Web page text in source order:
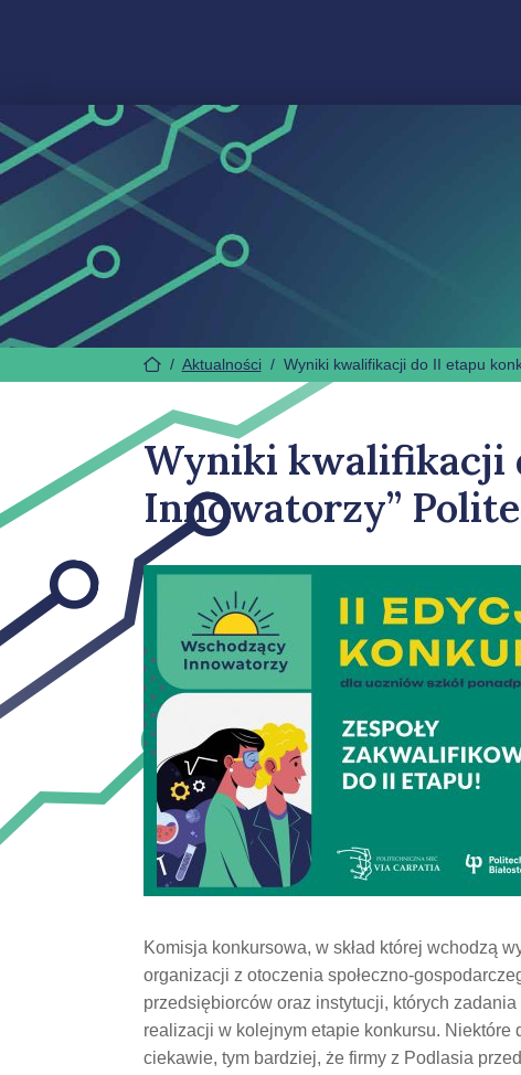
/ Aktualności/ Wyniki kwalifikacji do II etapu
Wyniki kwalifikacji
Innowatorzy”
Komisja konkursowa, w skład której wchodzą
organizacji z otoczenia społeczno-
przedsiębiorców oraz instytucji, których
realizacji w kolejnym etapie konkursu.
ciekawie, tym bardziej, że firmy z Podlasia